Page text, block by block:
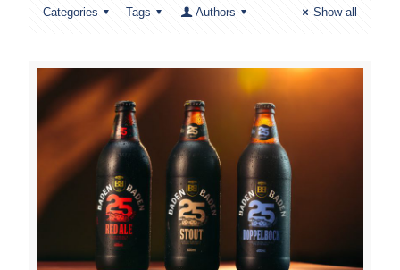
Categories Tags Authors Show all